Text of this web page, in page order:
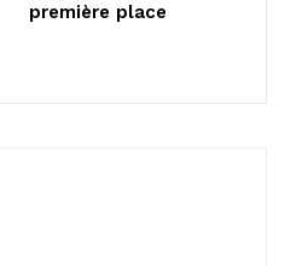
première place